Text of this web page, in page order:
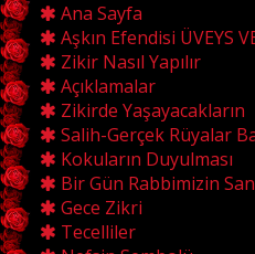
Ana Sayfa
Aşkın Efendisi ÜVEYS
Zikir Nasıl Yapılır
Açıklamalar
Zikirde Yaşayacakların
Salih-Gerçek Rüyalar
Kokuların Duyulması
Bir Gün Rabbimizin
Gece Zikri
Tecelliler